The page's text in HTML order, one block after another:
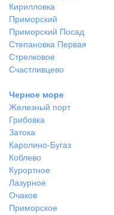
Кирилловка
Приморский
Приморский Посад
Степановка Первая
Стрелковое
Счастливцево
Черное море
Железный порт
Грибовка
Затока
Каролино-Бугаз
Коблево
Курортное
Лазурное
Очаков
Приморское